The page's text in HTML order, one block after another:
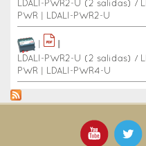
LDALI-PWR2-U (2 salidas) /
PWR
LDALI-PWR2-U
LDALI-PWR2-U (2 salidas) /
PWR
LDALI-PWR4-U